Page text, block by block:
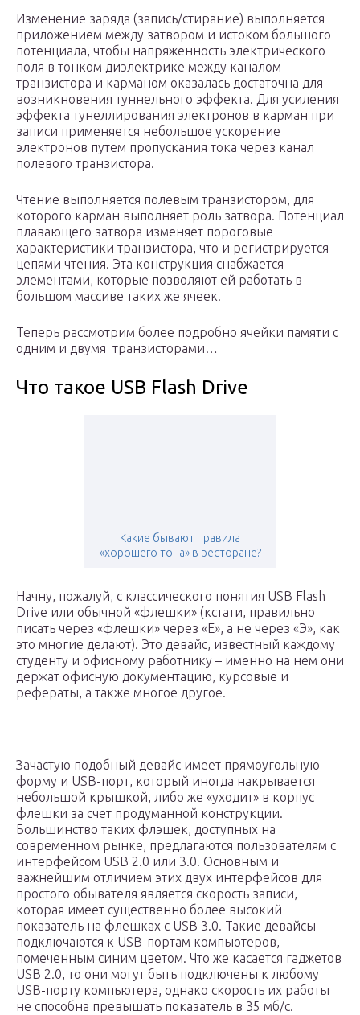
Изменение заряда (запись/стирание) выполняется
приложением между затвором и истоком большого
потенциала, чтобы напряженность электрического
поля в тонком диэлектрике между каналом
транзистора и карманом оказалась достаточна для
возникновения туннельного эффекта. Для усиления
эффекта тунеллирования электронов в карман при
записи применяется небольшое ускорение
электронов путем пропускания тока через канал
полевого транзистора.
Чтение выполняется полевым транзистором, для
которого карман выполняет роль затвора. Потенциал
плавающего затвора изменяет пороговые
характеристики транзистора, что и регистрируется
цепями чтения. Эта конструкция снабжается
элементами, которые позволяют ей работать в
большом массиве таких же ячеек.
Теперь рассмотрим более подробно ячейки памяти с
одним и двумя транзисторами…
Что такое USB Flash Drive
Какие бывают правила
«хорошего тона» в ресторане?
Начну, пожалуй, с классического понятия USB Flash
Drive или обычной «флешки» (кстати, правильно
писать через «флешки» через «Е», а не через «Э», как
это многие делают). Это девайс, известный каждому
студенту и офисному работнику – именно на нем они
держат офисную документацию, курсовые и
рефераты, а также многое другое.
Зачастую подобный девайс имеет прямоугольную
форму и USB-порт, который иногда накрывается
небольшой крышкой, либо же «уходит» в корпус
флешки за счет продуманной конструкции.
Большинство таких флэшек, доступных на
современном рынке, предлагаются пользователям с
интерфейсом USB 2.0 или 3.0. Основным и
важнейшим отличием этих двух интерфейсов для
простого обывателя является скорость записи,
которая имеет существенно более высокий
показатель на флешках с USB 3.0. Такие девайсы
подключаются к USB-портам компьютеров,
помеченным синим цветом. Что же касается гаджетов
USB 2.0, то они могут быть подключены к любому
USB-порту компьютера, однако скорость их работы
не способна превышать показатель в 35 мб/с.